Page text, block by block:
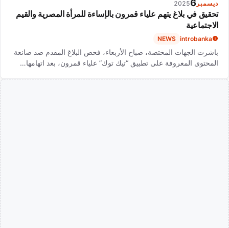
ديسمبر 6
2025
تحقيق في بلاغ يتهم علياء قمرون بالإساءة للمرأة المصرية والقيم
الاجتماعية
introbanka
NEWS
باشرت الجهات المختصة، صباح الأربعاء، فحص البلاغ المقدم ضد صانعة
المحتوى المعروفة على تطبيق “تيك توك” علياء قمرون، بعد اتهامها…